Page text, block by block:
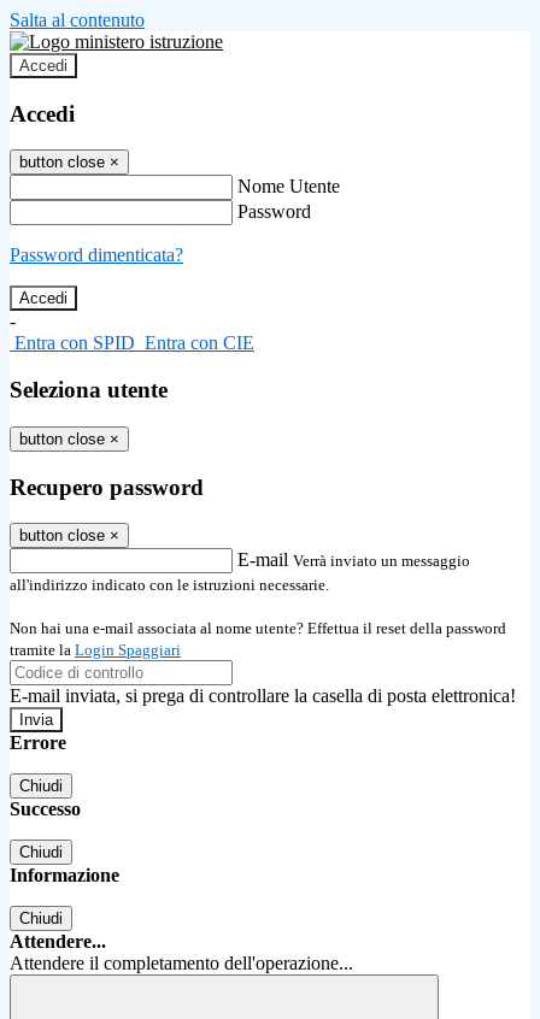
Salta al contenuto
Accedi
Accedi
button close ×
Nome Utente
Password
Password dimenticata?
-
Entra con SPID Entra con CIE
Seleziona utente
button close ×
Recupero password
button close ×
E-mail Verrà inviato un messaggio
all'indirizzo indicato con le istruzioni necessarie.
Non hai una e-mail associata al nome utente? Effettua il reset della password
tramite la Login Spaggiari
E-mail inviata, si prega di controllare la casella di posta elettronica!
Errore
Chiudi
Successo
Chiudi
Informazione
Chiudi
Attendere...
Attendere il completamento dell'operazione...